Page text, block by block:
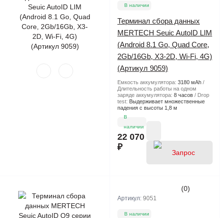
В наличии
Терминал сбора данных
MERTECH Seuic AutoID LIM
(Android 8.1 Go, Quad Core,
2Gb/16Gb, X3-2D, Wi-Fi, 4G)
(Артикул 9059)
Емкость аккумулятора: 3180 мАh
Длительность работы на одном
заряде аккумулятора: 8 часов
Drop
test: Выдерживает множественные
падения с высоты 1,8 м
В
наличии
22 070
₽
(0)
Артикул: 9051
В наличии